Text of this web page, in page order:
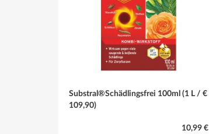
Substral®Schädlingsfrei 100ml (1 L / €
109,90)
10,99 €